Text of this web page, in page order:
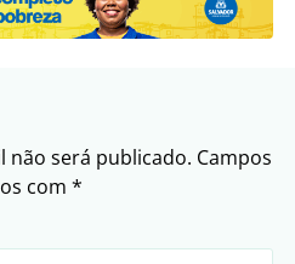
não será publicado. Campos
com *